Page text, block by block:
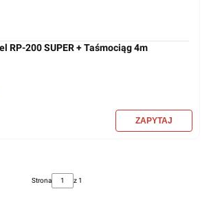
RP-200 SUPER + Taśmociąg 4m
Strona z 1